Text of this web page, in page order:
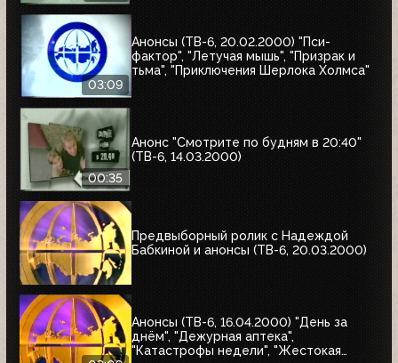
03:09
Анонсы (ТВ-6, 20.02.2000) "Пси-
фактор", "Летучая мышь", "Призрак и
тьма", "Приключения Шерлока Холмса"
00:35
Анонс "Смотрите по будням в 20:40"
(ТВ-6, 14.03.2000)
Предвыборный ролик с Надеждой
Бабкиной и анонсы (ТВ-6, 20.03.2000)
Анонсы (ТВ-6, 16.04.2000) "День за
днём", "Дежурная аптека",
"Катастрофы недели", "Жестокая